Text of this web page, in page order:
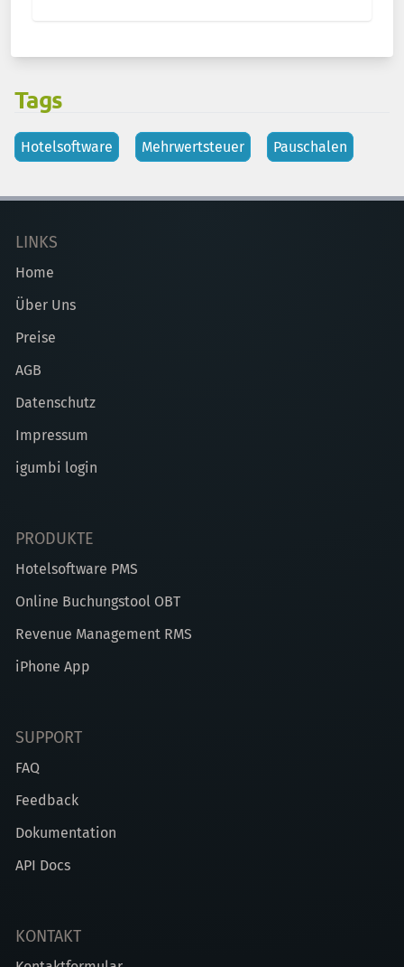
Tags
Hotelsoftware Mehrwertsteuer Pauschalen
LINKS
Home
Über Uns
Preise
AGB
Datenschutz
Impressum
igumbi login
PRODUKTE
Hotelsoftware PMS
Online Buchungstool OBT
Revenue Management RMS
iPhone App
SUPPORT
FAQ
Feedback
Dokumentation
API Docs
KONTAKT